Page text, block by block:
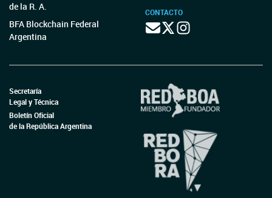
de la R. A.
BFA Blockchain Federal
Argentina
CONTACTO
Secretaría
Legal y Técnica
Boletín Oficial
de la República Argentina